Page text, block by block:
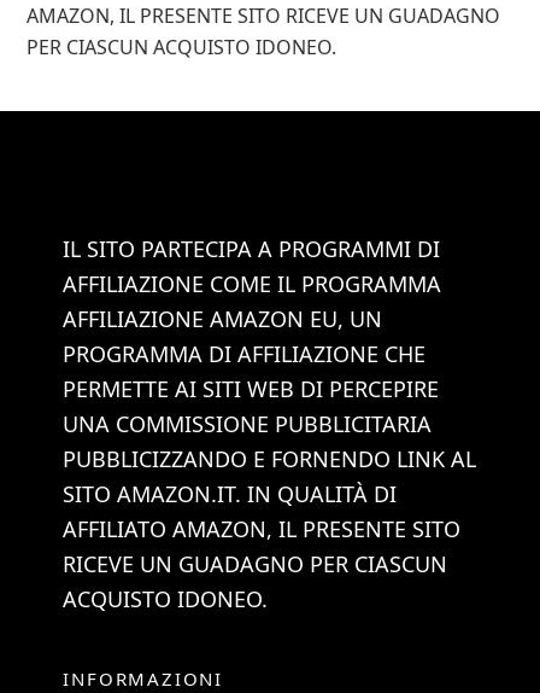
AMAZON, IL PRESENTE SITO RICEVE UN GUADAGNO
PER CIASCUN ACQUISTO IDONEO.
IL SITO PARTECIPA A PROGRAMMI DI
AFFILIAZIONE COME IL PROGRAMMA
AFFILIAZIONE AMAZON EU, UN
PROGRAMMA DI AFFILIAZIONE CHE
PERMETTE AI SITI WEB DI PERCEPIRE
UNA COMMISSIONE PUBBLICITARIA
PUBBLICIZZANDO E FORNENDO LINK AL
SITO AMAZON.IT. IN QUALITÀ DI
AFFILIATO AMAZON, IL PRESENTE SITO
RICEVE UN GUADAGNO PER CIASCUN
ACQUISTO IDONEO.
INFORMAZIONI